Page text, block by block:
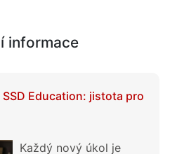
informace
SSD Education: jistota pro
Každý nový úkol je